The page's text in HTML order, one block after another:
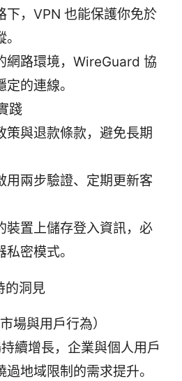
下，VPN 也能保護你免於
網路環境，WireGuard 協
的連線。
踐
策與退款條款，避免長期
用兩步驗證、定期更新客
裝置上儲存登入資訊，必
密模式。
的洞見
場與用戶行為）
續增長，企業與個人用戶
地域限制的需求提升。